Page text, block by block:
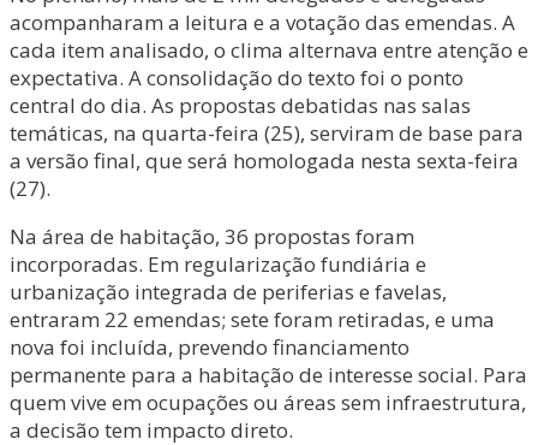
acompanharam a leitura e a votação das emendas. A
cada item analisado, o clima alternava entre atenção e
expectativa. A consolidação do texto foi o ponto
central do dia. As propostas debatidas nas salas
temáticas, na quarta-feira (25), serviram de base para
a versão final, que será homologada nesta sexta-feira
(27).
Na área de habitação, 36 propostas foram
incorporadas. Em regularização fundiária e
urbanização integrada de periferias e favelas,
entraram 22 emendas; sete foram retiradas, e uma
nova foi incluída, prevendo financiamento
permanente para a habitação de interesse social. Para
quem vive em ocupações ou áreas sem infraestrutura,
a decisão tem impacto direto.